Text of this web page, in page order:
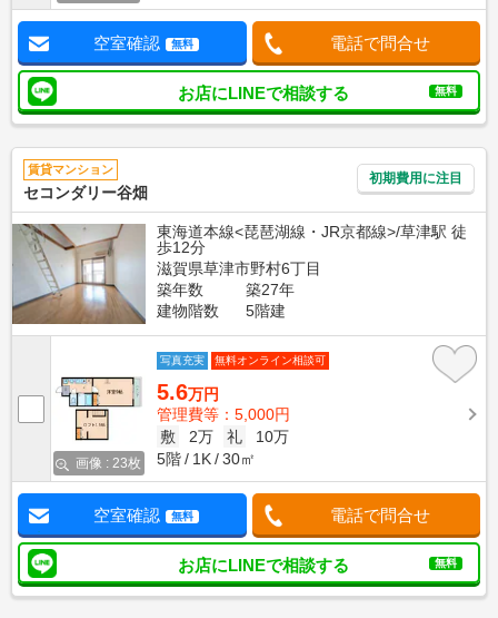
空室確認 無料 電話で問合せ
お店にLINEで相談する 無料
賃貸マンション
セコンダリー谷畑
初期費用に注目
東海道本線<琵琶湖線・JR京都線>/草津駅 徒
歩12分
滋賀県草津市野村6丁目
築年数
築27年
建物階数
5階建
画像 : 23枚
写真充実 無料オンライン相談可
5.6万円
管理費等：5,000円
敷
2万 礼
10万
5階
1K 30㎡
空室確認 無料 電話で問合せ
お店にLINEで相談する 無料